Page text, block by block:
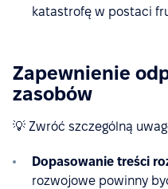
katastrofę w postaci
Zapewnienie
zasobów
💡 Zwróć szczególną
Dopasowanie treści
rozwojowe powinny